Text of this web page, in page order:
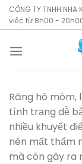
Skip
to
CÔNG TY TNHH NHA
việc từ 8h00 -
Răng hô móm,
tình trạng dễ
nhiều khuyết
nên mất thẩm
mà còn gây ra